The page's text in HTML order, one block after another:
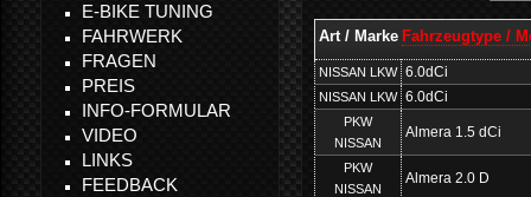
Art / Marke Fahrzeugtype /
NISSAN LKW 6.0dCi
NISSAN LKW 6.0dCi
PKW
NISSAN
Almera 1.5 dCi
PKW
NISSAN
Almera 2.0 D
E-BIKE TUNING
FAHRWERK
FRAGEN
PREIS
INFO-FORMULAR
VIDEO
LINKS
FEEDBACK